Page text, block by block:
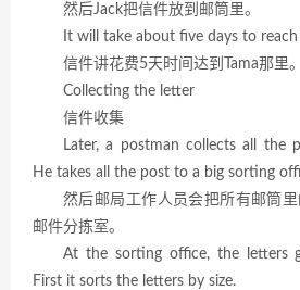
然后Jack把信件放到邮筒里。
It will take about five days to reach
信件讲花费5天时间达到Tama那里。
Collecting the letter
信件收集
Later, a postman collects all the
He takes all the post to a big sorting
然后邮局工作人员会把所有邮筒
邮件分拣室。
At the sorting office, the letters
First it sorts the letters by size.